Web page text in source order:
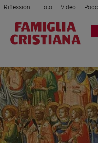
Attualità
Politica
Mondo
Economia
Legalità
e
giustizia
Riflessioni Foto Video
Privacy Policy Chi siamo
Registrati Redazione